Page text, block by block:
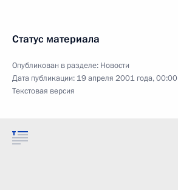
Статус материала
Опубликован в разделе: Новости
Дата публикации: 19 апреля 2001 года, 00:00
Текстовая версия